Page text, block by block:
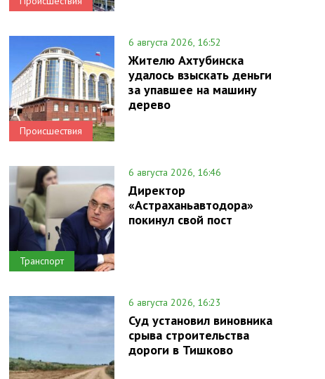
Происшествия
6 августа 2026, 16:52
Жителю Ахтубинска
удалось взыскать деньги
за упавшее на машину
дерево
Транспорт
6 августа 2026, 16:46
Директор
«Астраханьавтодора»
покинул свой пост
6 августа 2026, 16:23
Суд установил виновника
срыва строительства
дороги в Тишково